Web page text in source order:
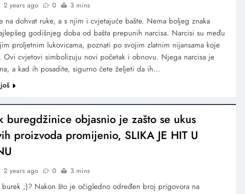
2 years ago 0 3 mins
na dohvat ruke, a s njim i cvjetajuće bašte. Nema boljeg znaka
godišnjeg doba od bašta prepunih narcisa. Narcisi su među
proljetnim lukovicama, poznati po svojim zlatnim nijansama koje
Ovi cvjetovi simbolizuju novi početak i obnovu. Njega narcisa je
a kad ih posadite, sigurno ćete željeti da ih…
buregdžinice objasnio je zašto se ukus
proizvoda promijenio, SLIKA JE HIT U
2 years ago 0 3 mins
burek ;)? Nakon što je očigledno određen broj prigovora na